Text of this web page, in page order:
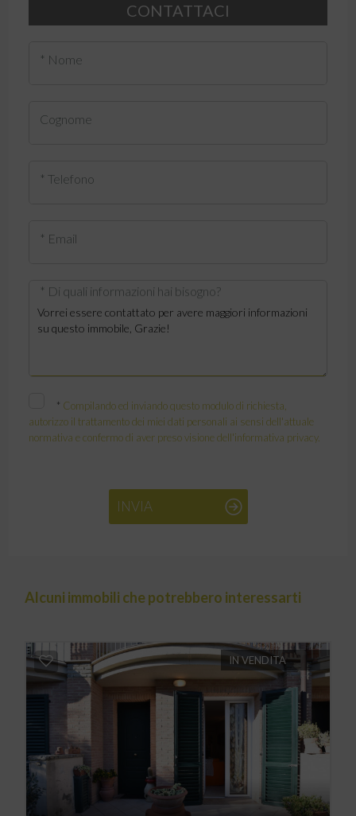
CONTATTACI
* Nome
Cognome
* Telefono
* Email
* Di quali informazioni hai bisogno?
* Compilando ed inviando questo modulo di richiesta,
autorizzo il trattamento dei miei dati personali ai sensi dell'attuale
normativa e confermo di aver preso visione dell'informativa privacy.
INVIA
Alcuni immobili che potrebbero interessarti
IN VENDITA